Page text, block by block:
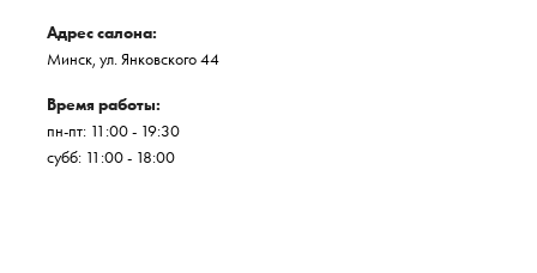
Адрес салона:
Минск, ул. Янковского 44
Время работы:
пн-пт: 11:00 - 19:30
субб: 11:00 - 18:00